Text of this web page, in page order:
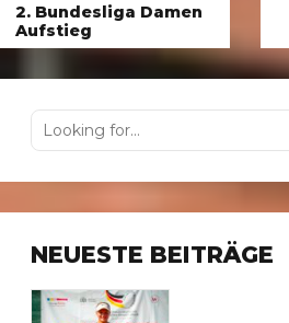
2. Bundesliga Damen
Aufstieg
NEUESTE BEITRÄGE